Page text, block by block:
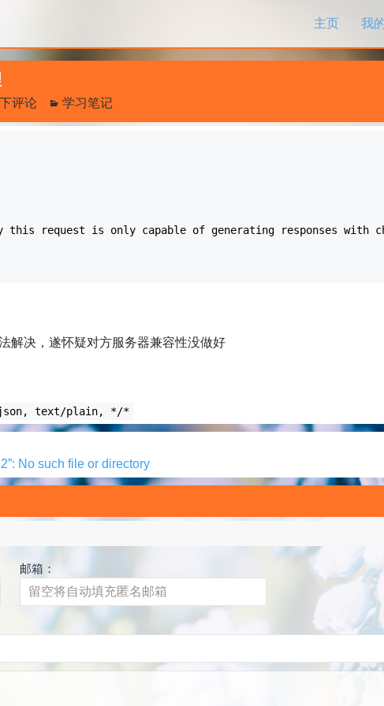
主页
我
评论 学习笔记
request is only capable of generating responses with
解决，遂怀疑对方服务器兼容性没做好
json, text/plain, */*
No such file or directory
邮箱：